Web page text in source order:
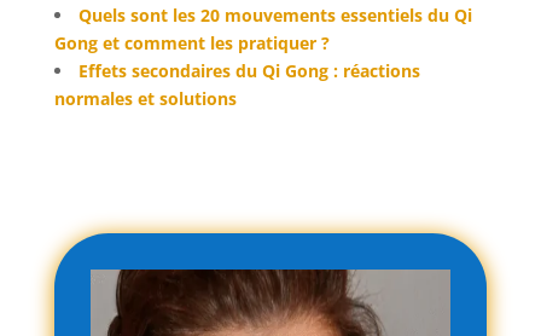
Quels sont les 20 mouvements essentiels du Qi
Gong et comment les pratiquer ?
Effets secondaires du Qi Gong : réactions
normales et solutions